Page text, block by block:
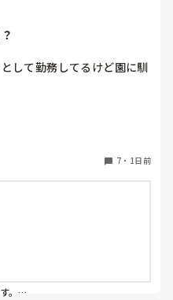
して勤務してるけど園に馴
。
う。。
にしてる。
もあれば、話したくない
喋れない時がある。みんな
う。
、扶養内は106万だけにな
なきゃいけないみた
に働けない。。
7 ・ 1日前
。